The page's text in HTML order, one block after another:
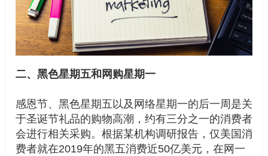
二、黑色星期五和网购星期一
感恩节、黑色星期五以及网络星期一的后一周是关
于圣诞节礼品的购物高潮，约有三分之一的消费者
会进行相关采购。根据某机构调研报告，仅美国消
费者就在2019年的黑五消费近50亿美元，在网一